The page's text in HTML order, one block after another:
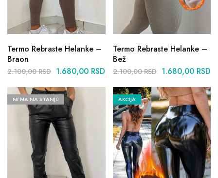
Termo Rebraste Helanke –
Braon
2.100,00RSD 1.680,00 RSD
Termo Rebraste Helanke –
Bež
2.100,00RSD 1.680,00 RSD
NEMA NA STANJU AKCIJA